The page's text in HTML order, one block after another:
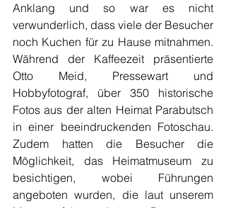
Anklang und so war es nicht
verwunderlich, dass viele der Besucher
noch Kuchen für zu Hause mitnahmen.
Während der Kaffeezeit präsentierte
Otto Meid, Pressewart und
Hobbyfotograf, über 350 historische
Fotos aus der alten Heimat Parabutsch
in einer beeindruckenden Fotoschau.
Zudem hatten die Besucher die
Möglichkeit, das Heimatmuseum zu
besichtigen, wobei Führungen
angeboten wurden, die laut unserem